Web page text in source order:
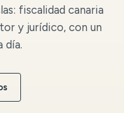
fiscalidad canaria
y jurídico, con un
día.